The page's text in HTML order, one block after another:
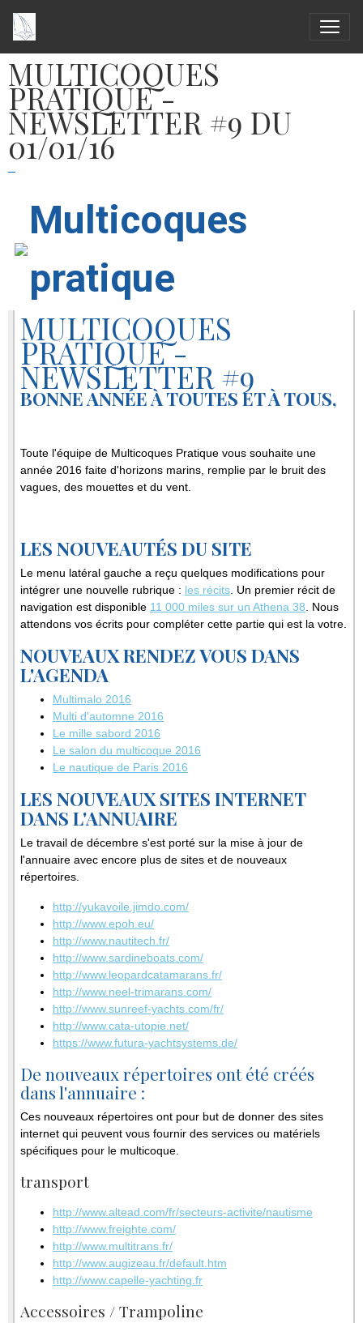
MULTICOQUES
PRATIQUE -
NEWSLETTER #9 DU
01/01/16
Multicoques
pratique
MULTICOQUES
PRATIQUE -
NEWSLETTER #9
BONNE ANNÉE À TOUTES ET À TOUS,
Toute l'équipe de Multicoques Pratique vous souhaite une
année 2016 faite d'horizons marins, remplie par le bruit des
vagues, des mouettes et du vent.
LES NOUVEAUTÉS DU SITE
Le menu latéral gauche a reçu quelques modifications pour
intégrer une nouvelle rubrique : les récits . Un premier récit de
navigation est disponible 11 000 miles sur un Athena 38 . Nous
attendons vos écrits pour compléter cette partie qui est la votre.
NOUVEAUX RENDEZ VOUS DANS
L'AGENDA
Multimalo 2016
Multi d'automne 2016
Le mille sabord 2016
Le salon du multicoque 2016
Le nautique de Paris 2016
LES NOUVEAUX SITES INTERNET
DANS L'ANNUAIRE
Le travail de décembre s'est porté sur la mise à jour de
l'annuaire avec encore plus de sites et de nouveaux
répertoires.
http://yukavoile.jimdo.com/
http://www.epoh.eu/
http://www.nautitech.fr/
http://www.sardineboats.com/
http://www.leopardcatamarans.fr/
http://www.neel-trimarans.com/
http://www.sunreef-yachts.com/fr/
http://www.cata-utopie.net/
https://www.futura-yachtsystems.de/
De nouveaux répertoires ont été créés
dans l'annuaire :
Ces nouveaux répertoires ont pour but de donner des sites
internet qui peuvent vous fournir des services ou matériels
spécifiques pour le multicoque.
transport
http://www.altead.com/fr/secteurs-activite/nautisme
http://www.freighte.com/
http://www.multitrans.fr/
http://www.augizeau.fr/default.htm
http://www.capelle-yachting.fr
Accessoires / Trampoline